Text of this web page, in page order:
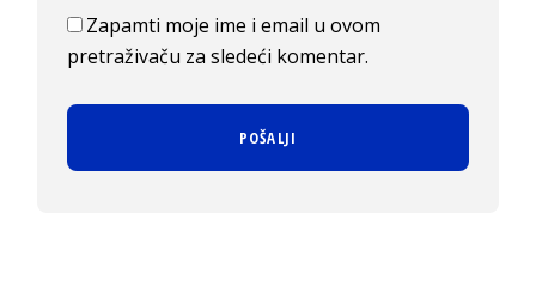
Zapamti moje ime i email u ovom
pretraživaču za sledeći komentar.